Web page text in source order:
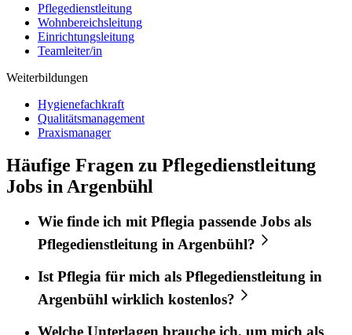
Pflegedienstleitung
Wohnbereichsleitung
Einrichtungsleitung
Teamleiter/in
Weiterbildungen
Hygienefachkraft
Qualitätsmanagement
Praxismanager
Häufige Fragen zu Pflegedienstleitung
Jobs in Argenbühl
Wie finde ich mitPflegia passende Jobs als
Pflegedienstleitung inArgenbühl?
Ist Pflegia für mich als Pflegedienstleitung in
Argenbühl wirklich kostenlos?
Welche Unterlagen brauche ich, um mich als